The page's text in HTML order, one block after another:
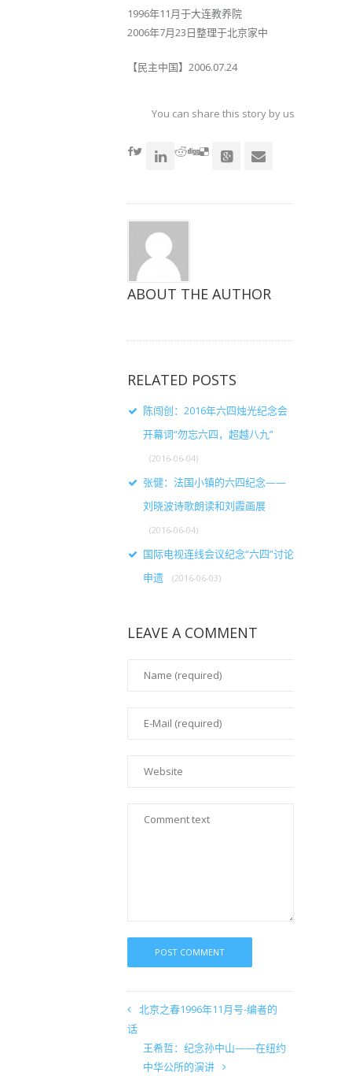
1996年11月于大连教养院
2006年7月23日整理于北京家中
【民主中国】2006.07.24
You can share this story by using your
ABOUT THE AUTHOR
RELATED POSTS
陈闯创：2016年六四烛光纪念会
开幕词“勿忘六四，超越八九”
(2016-06-04)
张健：法国小镇的六四纪念——
刘晓波诗歌朗读和刘霞画展
(2016-06-04)
国际电视连线会议纪念“六四”讨论
申遗
(2016-06-03)
LEAVE A COMMENT
北京之春1996年11月号-编者的
话
王希哲：纪念孙中山——在纽约
中华公所的演讲